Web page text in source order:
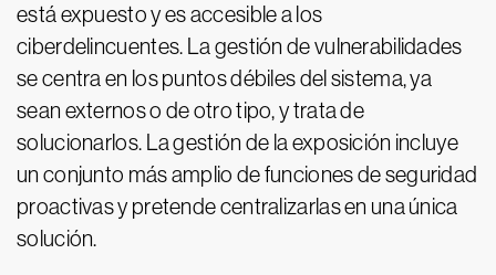
está expuesto y es accesible a los
ciberdelincuentes. La gestión de vulnerabilidades
se centra en los puntos débiles del sistema, ya
sean externos o de otro tipo, y trata de
solucionarlos. La gestión de la exposición incluye
un conjunto más amplio de funciones de seguridad
proactivas y pretende centralizarlas en una única
solución.